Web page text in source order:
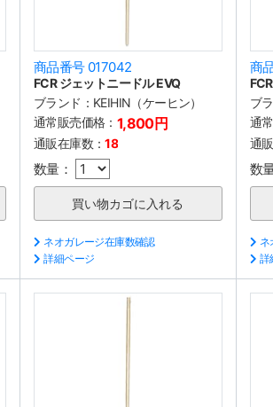
商品番号 017042
FCR ジェットニードル EVQ
ブランド： KEIHIN（ケーヒン）
通常販売価格： 1,800円
通販在庫数：18
数量：
ネオガレージ在庫数確認
詳細ページ
商
ブ
通
通
数
ネ
詳